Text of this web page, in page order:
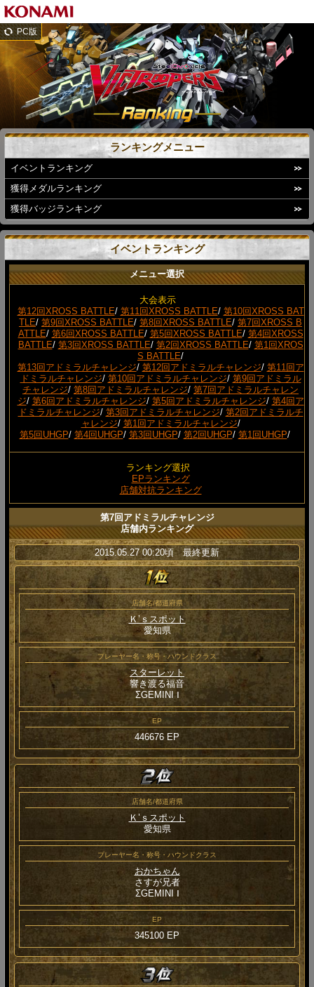
PC版
ランキングメニュー
イベントランキング
獲得メダルランキング
獲得バッジランキング
イベントランキング
メニュー選択
大会表示
第12回XROSS BATTLE/ 第11回XROSS BATTLE/ 第10回XROSS BAT
TLE/ 第9回XROSS BATTLE/ 第8回XROSS BATTLE/ 第7回XROSS B
ATTLE/ 第6回XROSS BATTLE/ 第5回XROSS BATTLE/ 第4回XROSS
BATTLE/ 第3回XROSS BATTLE/ 第2回XROSS BATTLE/ 第1回XROS
S BATTLE/
第13回アドミラルチャレンジ/ 第12回アドミラルチャレンジ/ 第11回ア
ドミラルチャレンジ/ 第10回アドミラルチャレンジ/ 第9回アドミラル
チャレンジ/ 第8回アドミラルチャレンジ/ 第7回アドミラルチャレン
ジ/ 第6回アドミラルチャレンジ/ 第5回アドミラルチャレンジ/ 第4回ア
ドミラルチャレンジ/ 第3回アドミラルチャレンジ/ 第2回アドミラルチ
ャレンジ/ 第1回アドミラルチャレンジ/
第5回UHGP/ 第4回UHGP/ 第3回UHGP/ 第2回UHGP/ 第1回UHGP/
ランキング選択
EPランキング
店舗対抗ランキング
第7回アドミラルチャレンジ
店舗内ランキング
2015.05.27 00:20頃 最終更新
店舗名/都道府県
Ｋ’ｓスポット
愛知県
プレーヤー名・称号・ハウンドクラス
スターレット
響き渡る福音
ΣGEMINI Ⅰ
EP
446676 EP
店舗名/都道府県
Ｋ’ｓスポット
愛知県
プレーヤー名・称号・ハウンドクラス
おかちゃん
さすが兄者
ΣGEMINI Ⅰ
EP
345100 EP